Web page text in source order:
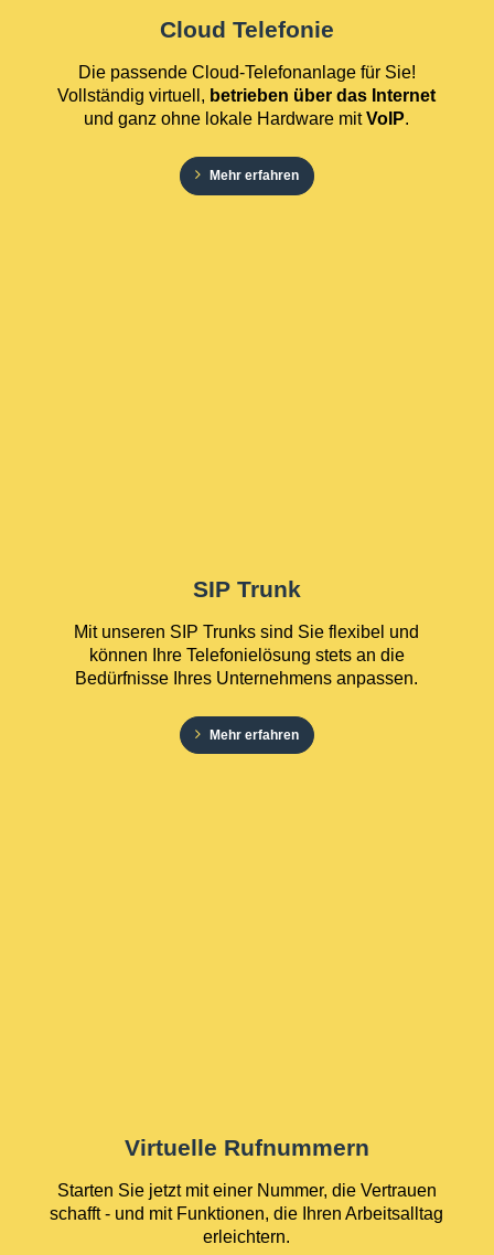
Cloud Telefonie
Die passende Cloud-Telefonanlage für Sie!
Vollständig virtuell, betrieben über das Internet
und ganz ohne lokale Hardware mitVoIP.
Mehr erfahren
SIP Trunk
Mit unseren SIP Trunks sind Sie flexibel und
können Ihre Telefonielösung stets an die
Bedürfnisse Ihres Unternehmens anpassen.
Mehr erfahren
Virtuelle Rufnummern
Starten Sie jetzt mit einer Nummer, die Vertrauen
schafft - und mit Funktionen, die Ihren Arbeitsalltag
erleichtern.